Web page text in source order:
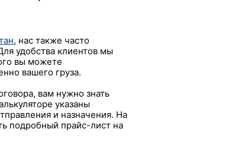
, нас также часто
удобства клиентов мы
вы можете
вашего груза.
вам нужно знать
указаны
и назначения. На
подробный прайс-лист на